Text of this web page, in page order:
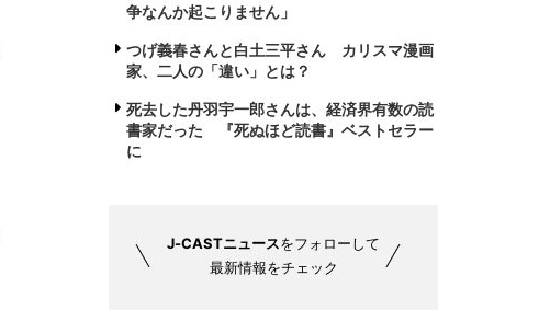
争なんか起こりません」
つげ義春さんと白土三平さん カリスマ漫画
家、二人の「違い」とは？
死去した丹羽宇一郎さんは、経済界有数の読
書家だった 『死ぬほど読書』ベストセラー
に
J-CASTニュースをフォローして
最新情報をチェック